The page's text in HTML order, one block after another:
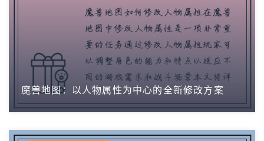
魔兽地图：以人物属性为中心的全新修改方案